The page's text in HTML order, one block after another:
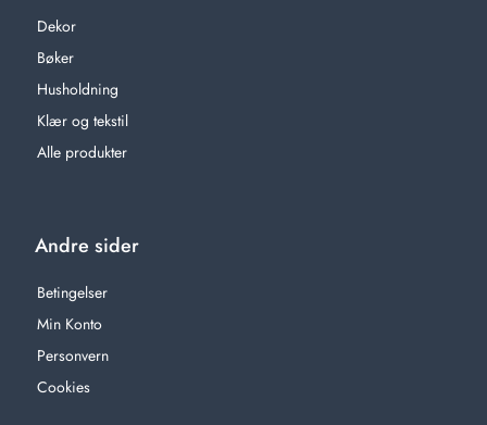
Dekor
Bøker
Husholdning
Klær og tekstil
Alle produkter
Andre sider
Betingelser
Min Konto
Personvern
Cookies